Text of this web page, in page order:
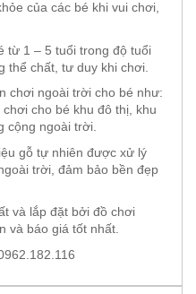
của các bé khi vui chơi,
từ 1 – 5 tuổi trong độ tuổi
thể chất, tư duy khi chơi.
chơi ngoài trời cho bé như:
cho bé khu đô thị, khu
cộng ngoài trời.
gỗ tự nhiên được xử lý
trời, đảm bảo bền đẹp
và lắp đặt bởi đồ chơi
và báo giá tốt nhất.